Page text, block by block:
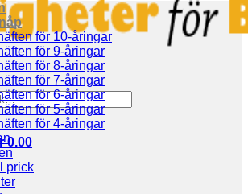
0.00
för 10-åringar
för 9-åringar
för 8-åringar
för 7-åringar
för 6-åringar
för 5-åringar
för 4-åringar
prick